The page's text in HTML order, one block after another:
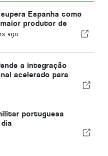
Espanha como
produtor de
Europa
ago
a integração
acelerado para
portuguesa